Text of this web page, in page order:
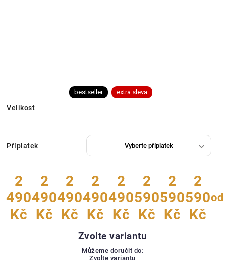
bestseller extra sleva
Velikost
Příplatek
2
490
Kč
2
490
Kč
2
490
Kč
2
490
Kč
2
490
Kč
2
590
Kč
2
590
Kč
2
590
Kč
od
Zvolte variantu
Můžeme doručit do:
Zvolte variantu